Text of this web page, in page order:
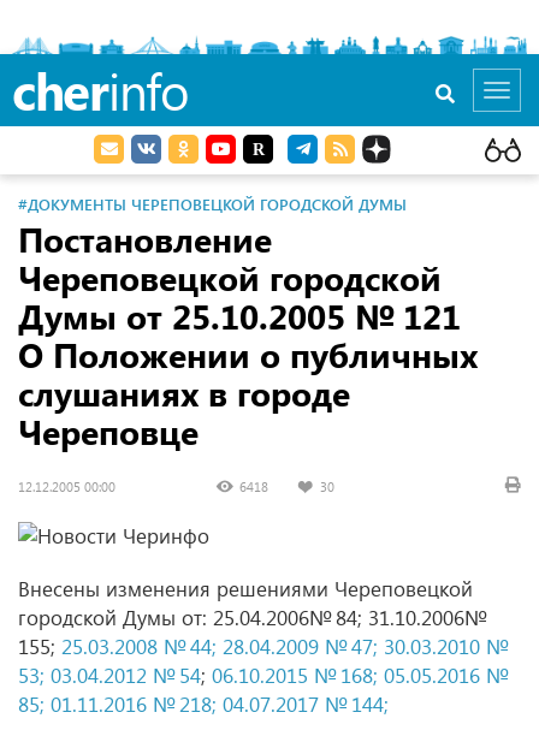
cherinfo
#ДОКУМЕНТЫ ЧЕРЕПОВЕЦКОЙ ГОРОДСКОЙ ДУМЫ
Постановление
Череповецкой городской
Думы от 25.10.2005 № 121
О Положении о публичных
слушаниях в городе
Череповце
12.12.2005 00:00 6418 30
Внесены изменения решениями Череповецкой
городской Думы от: 25.04.2006№ 84; 31.10.2006№
155; 25.03.2008 № 44; 28.04.2009 № 47; 30.03.2010 №
53; 03.04.2012 № 54; 06.10.2015 № 168; 05.05.2016 №
85; 01.11.2016 № 218; 04.07.2017 № 144;